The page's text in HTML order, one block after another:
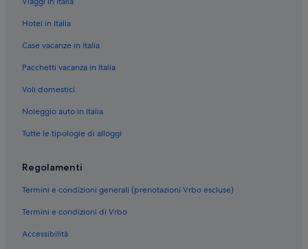
Hotel in Italia
Case vacanze in Italia
Pacchetti vacanza in Italia
Voli domestici
Noleggio auto in Italia
Tutte le tipologie di alloggi
Regolamenti
Termini e condizioni generali (prenotazioni Vrbo escluse)
Termini e condizioni di Vrbo
Accessibilità